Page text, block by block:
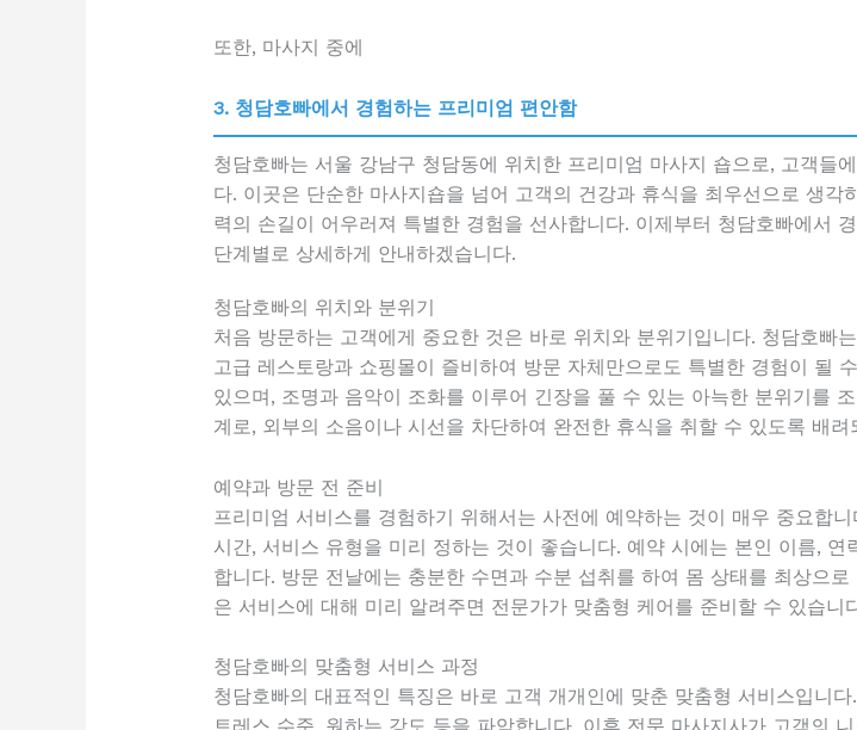
또한, 마사지 중에
3. 청담호빠에서 경험하는 프리미엄 편안함
청담호빠는 서울 강남구 청담동에 위치한 프리미엄 마사지 숍으로, 고객들
다. 이곳은 단순한 마사지숍을 넘어 고객의 건강과 휴식을 최우선으로 생
력의 손길이 어우러져 특별한 경험을 선사합니다. 이제부터 청담호빠에서
단계별로 상세하게 안내하겠습니다.
청담호빠의 위치와 분위기
처음 방문하는 고객에게 중요한 것은 바로 위치와 분위기입니다. 청담호빠
고급 레스토랑과 쇼핑몰이 즐비하여 방문 자체만으로도 특별한 경험이 될
있으며, 조명과 음악이 조화를 이루어 긴장을 풀 수 있는 아늑한 분위기를
계로, 외부의 소음이나 시선을 차단하여 완전한 휴식을 취할 수 있도록 배려
예약과 방문 전 준비
프리미엄 서비스를 경험하기 위해서는 사전에 예약하는 것이 매우 중요합
시간, 서비스 유형을 미리 정하는 것이 좋습니다. 예약 시에는 본인 이름,
합니다. 방문 전날에는 충분한 수면과 수분 섭취를 하여 몸 상태를 최상으
은 서비스에 대해 미리 알려주면 전문가가 맞춤형 케어를 준비할 수 있습니
청담호빠의 맞춤형 서비스 과정
청담호빠의 대표적인 특징은 바로 고객 개개인에 맞춘 맞춤형 서비스입니